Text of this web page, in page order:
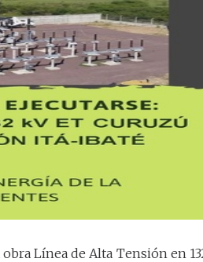
Línea de Alta Tensión en